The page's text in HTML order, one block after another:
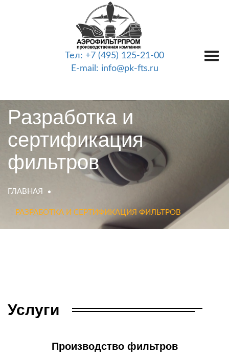
Тел: +7 (495) 125-21-00
E-mail: info@pk-fts.ru
Разработка и
сертификация
фильтров
ГЛАВНАЯ
РАЗРАБОТКА И СЕРТИФИКАЦИЯ ФИЛЬТРОВ
Услуги
Производство фильтров